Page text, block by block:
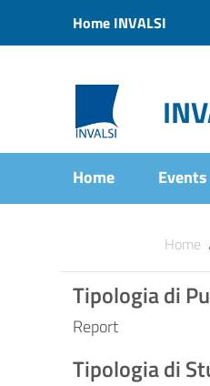
Vai al menu di navigazione
Home INVALSI
Home Events
Home
Tipologia di
Report
Tipologia di